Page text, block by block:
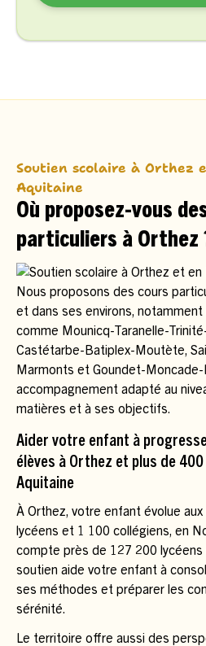
Soutien scolaire à Orthez
Aquitaine
Où proposez-vous
particuliers à Orthez
Nous proposons des cours
et dans ses environs,
comme Mounicq-Taranelle-
Castétarbe-Batiplex-Moutète,
Marmonts et Goundet-Moncade-
accompagnement adapté au
matières et à ses objectifs.
Aider votre enfant à
élèves à Orthez et plus de
Aquitaine
À Orthez, votre enfant évolue aux
lycéens et 1 100 collégiens, en
compte près de 127 200
soutien aide votre enfant à
ses méthodes et préparer les
sérénité.
Le territoire offre aussi des